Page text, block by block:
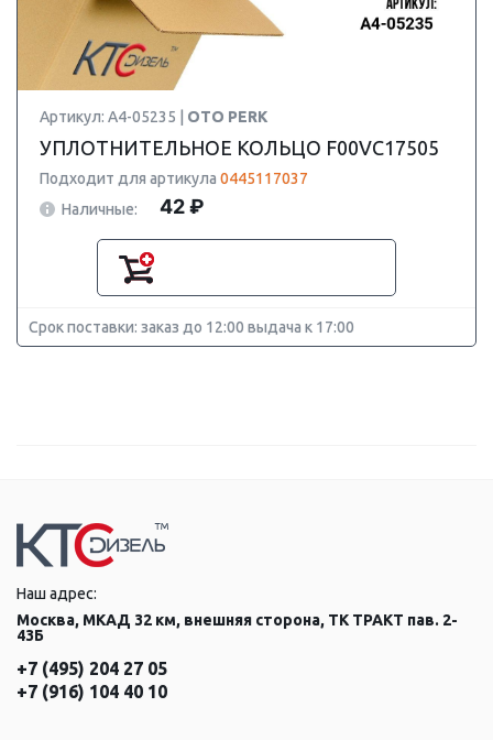
Артикул: A4-05235 | OTO PERK
УПЛОТНИТЕЛЬНОЕ КОЛЬЦО F00VC17505
Подходит для артикула 0445117037
Наличные:
42 ₽
Срок поставки: заказ до 12:00 выдача к 17:00
Наш адрес:
Москва, МКАД 32 км, внешняя сторона, ТК ТРАКТ пав. 2-
43Б
+7 (495) 204 27 05
+7 (916) 104 40 10